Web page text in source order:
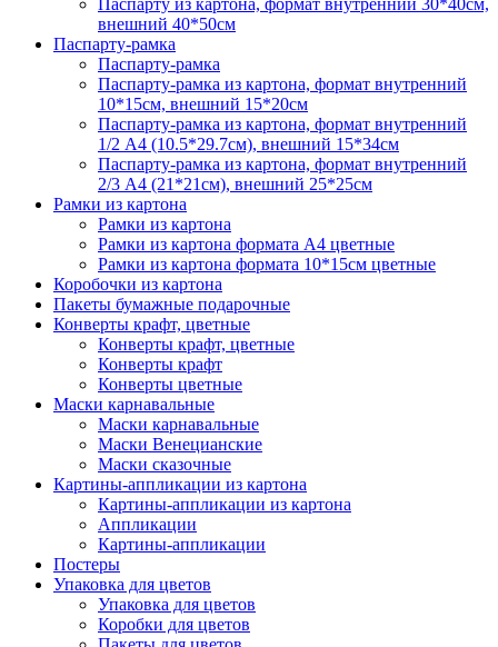
Паспарту из картона, формат внутренний 30*40см,
внешний 40*50см
Паспарту-рамка
Паспарту-рамка
Паспарту-рамка из картона, формат внутренний
10*15см, внешний 15*20см
Паспарту-рамка из картона, формат внутренний
1/2 А4 (10.5*29.7см), внешний 15*34см
Паспарту-рамка из картона, формат внутренний
2/3 А4 (21*21см), внешний 25*25см
Рамки из картона
Рамки из картона
Рамки из картона формата А4 цветные
Рамки из картона формата 10*15см цветные
Коробочки из картона
Пакеты бумажные подарочные
Конверты крафт, цветные
Конверты крафт, цветные
Конверты крафт
Конверты цветные
Маски карнавальные
Маски карнавальные
Маски Венецианские
Маски сказочные
Картины-аппликации из картона
Картины-аппликации из картона
Аппликации
Картины-аппликации
Постеры
Упаковка для цветов
Упаковка для цветов
Коробки для цветов